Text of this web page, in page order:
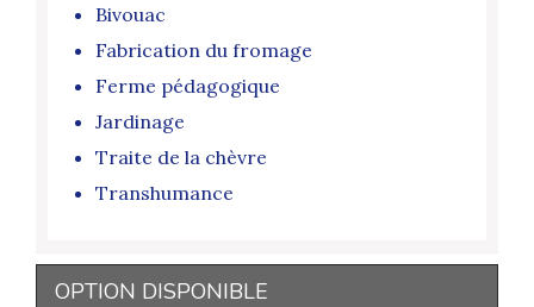
Bivouac
Fabrication du fromage
Ferme pédagogique
Jardinage
Traite de la chèvre
Transhumance
OPTION DISPONIBLE